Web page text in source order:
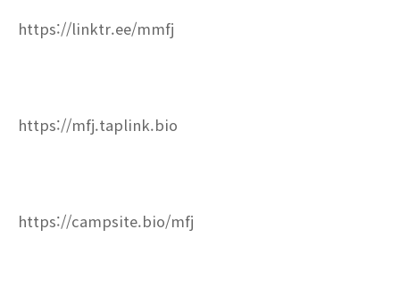
https://linktr.ee/mmfj
https://mfj.taplink.bio
https://campsite.bio/mfj